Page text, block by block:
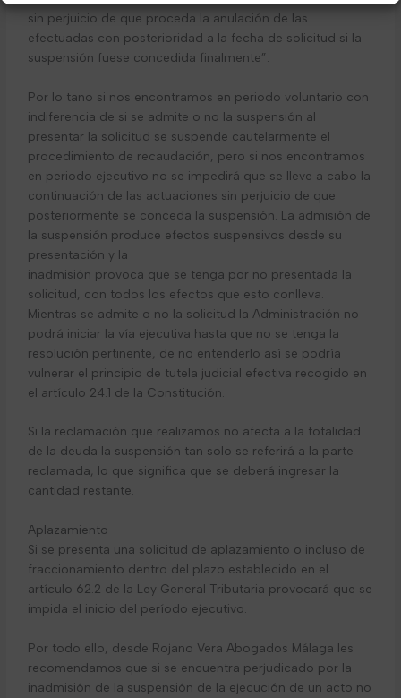
sin perjuicio de que proceda la anulación de las
efectuadas con posterioridad a la fecha de solicitud si la
suspensión fuese concedida finalmente”.
Por lo tano si nos encontramos en periodo voluntario con
indiferencia de si se admite o no la suspensión al
presentar la solicitud se suspende cautelarmente el
procedimiento de recaudación, pero si nos encontramos
en periodo ejecutivo no se impedirá que se lleve a cabo la
continuación de las actuaciones sin perjuicio de que
posteriormente se conceda la suspensión. La admisión de
la suspensión produce efectos suspensivos desde su
presentación y la
inadmisión provoca que se tenga por no presentada la
solicitud, con todos los efectos que esto conlleva.
Mientras se admite o no la solicitud la Administración no
podrá iniciar la vía ejecutiva hasta que no se tenga la
resolución pertinente, de no entenderlo así se podría
vulnerar el principio de tutela judicial efectiva recogido en
el artículo 24.1 de la Constitución.
Si la reclamación que realizamos no afecta a la totalidad
de la deuda la suspensión tan solo se referirá a la parte
reclamada, lo que significa que se deberá ingresar la
cantidad restante.
Aplazamiento
Si se presenta una solicitud de aplazamiento o incluso de
fraccionamiento dentro del plazo establecido en el
artículo 62.2 de la Ley General Tributaria provocará que se
impida el inicio del período ejecutivo.
Por todo ello, desde Rojano Vera Abogados Málaga les
recomendamos que si se encuentra perjudicado por la
inadmisión de la suspensión de la ejecución de un acto no